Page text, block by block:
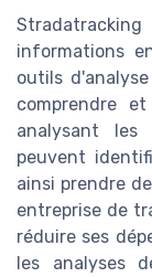
informations
outils
comprendre
analysant les
peuvent
ainsi prendre
entreprise de
réduire ses
les analyses